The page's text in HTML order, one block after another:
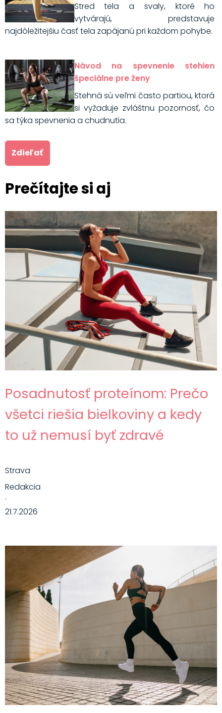
Stred tela a svaly, ktoré ho
vytvárajú, predstavuje
najdôležitejšiu časť tela zapájanú pri každom pohybe.
Návod na spevnenie stehien
špeciálne pre ženy
Stehná sú veľmi často partiou, ktorá
si vyžaduje zvláštnu pozornosť, čo
sa týka spevnenia a chudnutia.
Zdieľať
Prečítajte si aj
Posadnutosť proteínom: Prečo
všetci riešia bielkoviny a kedy
to už nemusí byť zdravé
Strava
Redakcia
·
21.7.2026